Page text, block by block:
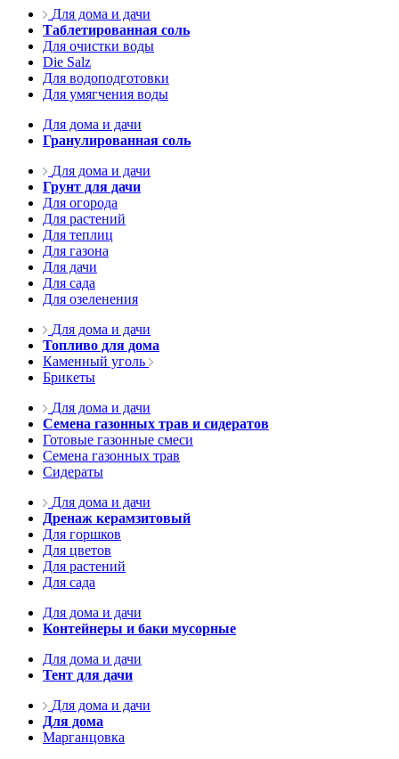
Для дома и дачи
Таблетированная соль
Для очистки воды
Die Salz
Для водоподготовки
Для умягчения воды
Для дома и дачи
Гранулированная соль
Для дома и дачи
Грунт для дачи
Для огорода
Для растений
Для теплиц
Для газона
Для дачи
Для сада
Для озеленения
Для дома и дачи
Топливо для дома
Каменный уголь
Брикеты
Для дома и дачи
Семена газонных трав и сидератов
Готовые газонные смеси
Семена газонных трав
Сидераты
Для дома и дачи
Дренаж керамзитовый
Для горшков
Для цветов
Для растений
Для сада
Для дома и дачи
Контейнеры и баки мусорные
Для дома и дачи
Тент для дачи
Для дома и дачи
Для дома
Марганцовка